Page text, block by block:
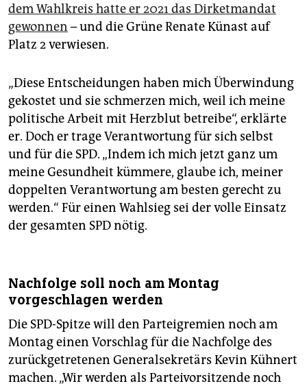
dem Wahlkreis hatte er 2021 das Dirketmandat
gewonnen – und die Grüne Renate Künast auf
Platz 2 verwiesen.
„Diese Entscheidungen haben mich Überwindung
gekostet und sie schmerzen mich, weil ich meine
politische Arbeit mit Herzblut betreibe“, erklärte
er. Doch er trage Verantwortung für sich selbst
und für die SPD. „Indem ich mich jetzt ganz um
meine Gesundheit kümmere, glaube ich, meiner
doppelten Verantwortung am besten gerecht zu
werden.“ Für einen Wahlsieg sei der volle Einsatz
der gesamten SPD nötig.
Nachfolge soll noch am Montag
vorgeschlagen werden
Die SPD-Spitze will den Parteigremien noch am
Montag einen Vorschlag für die Nachfolge des
zurückgetretenen Generalsekretärs Kevin Kühnert
machen. „Wir werden als Parteivorsitzende noch